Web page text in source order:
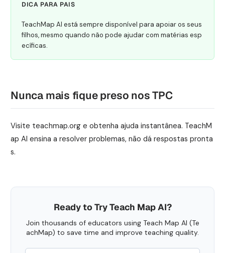
DICA PARA PAIS
TeachMap AI está sempre disponível para apoiar os seus
filhos, mesmo quando não pode ajudar com matérias esp
ecíficas.
Nunca mais fique preso nos TPC
Visite teachmap.org e obtenha ajuda instantânea. TeachM
ap AI ensina a resolver problemas, não dá respostas pronta
s.
Ready to Try Teach Map AI?
Join thousands of educators using Teach Map AI (Te
achMap) to save time and improve teaching quality.